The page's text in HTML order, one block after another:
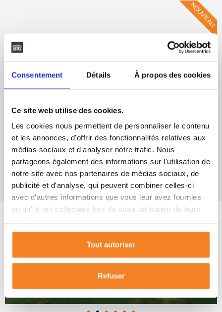
Consentement Détails À propos des cookies
Ce site web utilise des cookies.
Les cookies nous permettent de personnaliser le contenu
et les annonces, d'offrir des fonctionnalités relatives aux
médias sociaux et d'analyser notre trafic. Nous
partageons également des informations sur l'utilisation de
notre site avec nos partenaires de médias sociaux, de
publicité et d'analyse, qui peuvent combiner celles-ci
avec d'autres informations que vous leur avez fournies
ou qu'ils ont collectées lors de votre utilisation de leurs
Tout autoriser
Refuser
Catalogue d'inspirations 2026
Demandez votre exemplaire
NOUVEAU